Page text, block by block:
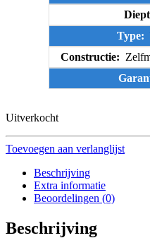
Type:
Constructie:
Uitverkocht
Toevoegen aan verlanglijst
Beschrijving
Extra informatie
Beoordelingen (0)
Beschrijving